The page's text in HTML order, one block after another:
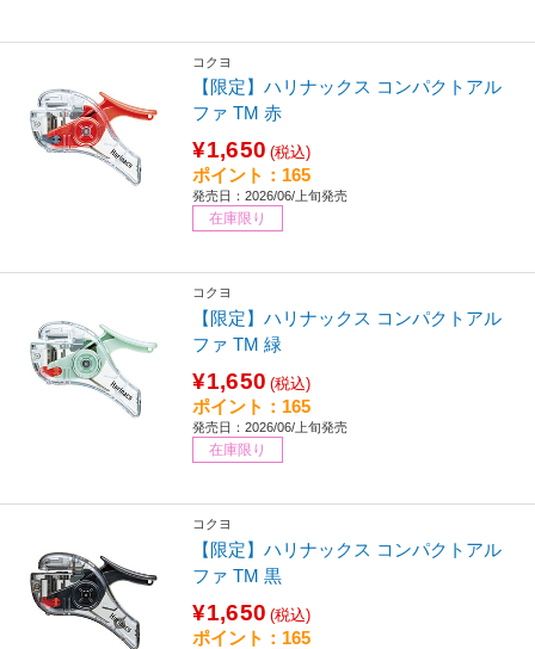
コクヨ
【限定】ハリナックス コンパクトアル
ファ TM 赤
¥1,650 (税込)
ポイント：165
発売日：2026/06/上旬発売
在庫限り
コクヨ
【限定】ハリナックス コンパクトアル
ファ TM 緑
¥1,650 (税込)
ポイント：165
発売日：2026/06/上旬発売
在庫限り
コクヨ
【限定】ハリナックス コンパクトアル
ファ TM 黒
¥1,650 (税込)
ポイント：165